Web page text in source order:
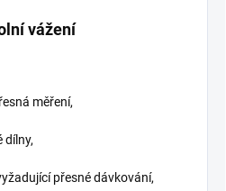
vážení
měření,
dílny,
přesné dávkování,